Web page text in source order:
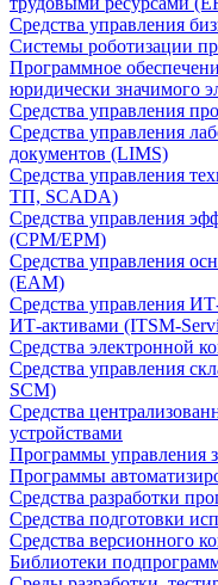
Средства управления
Системы роботизации
Программное
юридически значимого
Средства управления
Средства управления
документов (LIMS)
Средства управления
ТП, SCADA)
Средства управления
(CPM/EPM)
Средства управления
(EAM)
Средства управления
ИТ-активами (ITSM-
Средства электронной
Средства управления
SCM)
Средства
устройствами
Программы управления
Программы
Средства разработки
Средства подготовки
Средства версионного
Библиотеки